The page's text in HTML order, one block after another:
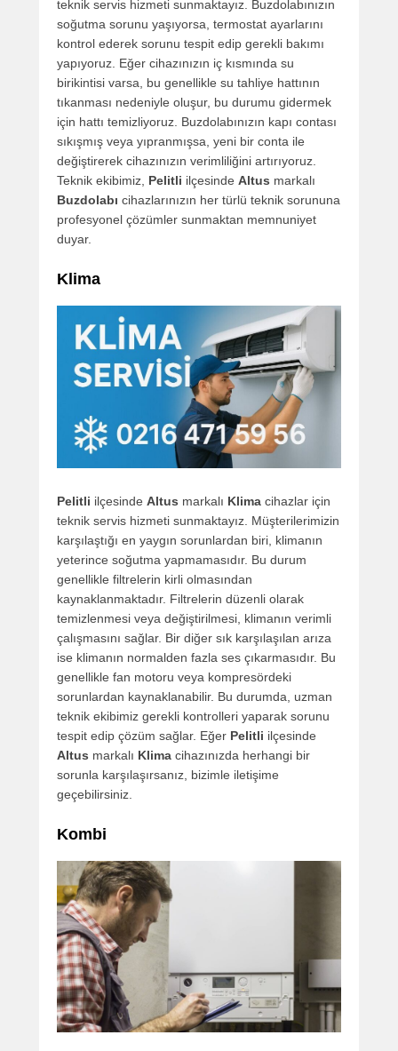
teknik servis hizmeti sunmaktayız. Buzdolabınızın
soğutma sorunu yaşıyorsa, termostat ayarlarını
kontrol ederek sorunu tespit edip gerekli bakımı
yapıyoruz. Eğer cihazınızın iç kısmında su
birikintisi varsa, bu genellikle su tahliye hattının
tıkanması nedeniyle oluşur, bu durumu gidermek
için hattı temizliyoruz. Buzdolabınızın kapı contası
sıkışmış veya yıpranmışsa, yeni bir conta ile
değiştirerek cihazınızın verimliliğini artırıyoruz.
Teknik ekibimiz, Pelitli ilçesinde Altus markalı
Buzdolabı cihazlarınızın her türlü teknik sorununa
profesyonel çözümler sunmaktan memnuniyet
duyar.
Klima
Pelitli ilçesinde Altus markalı Klima cihazlar için
teknik servis hizmeti sunmaktayız. Müşterilerimizin
karşılaştığı en yaygın sorunlardan biri, klimanın
yeterince soğutma yapmamasıdır. Bu durum
genellikle filtrelerin kirli olmasından
kaynaklanmaktadır. Filtrelerin düzenli olarak
temizlenmesi veya değiştirilmesi, klimanın verimli
çalışmasını sağlar. Bir diğer sık karşılaşılan arıza
ise klimanın normalden fazla ses çıkarmasıdır. Bu
genellikle fan motoru veya kompresördeki
sorunlardan kaynaklanabilir. Bu durumda, uzman
teknik ekibimiz gerekli kontrolleri yaparak sorunu
tespit edip çözüm sağlar. Eğer Pelitli ilçesinde
Altus markalı Klima cihazınızda herhangi bir
sorunla karşılaşırsanız, bizimle iletişime
geçebilirsiniz.
Kombi